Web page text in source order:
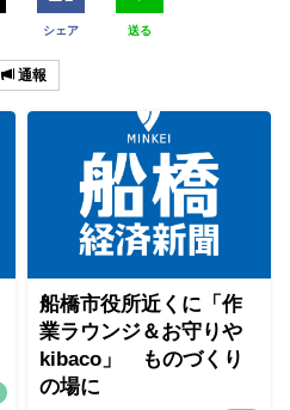
シェア 送る
通報
船橋市役所近くに「作
業ラウンジ＆お守りや
kibaco」 ものづくり
の場に